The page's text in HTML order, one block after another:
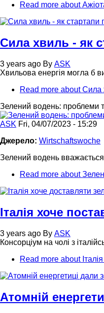
Read more about
Сила хвиль - як
3 years ago By ASK
Хвильова енергія могла б
Read more about Сила
Зелений водень: проблеми
ASK Fri, 04/07/2023 - 15:29
Джерело: Wirtschaftswoche
Зелений водень
Read more about
Італія хоче
3 years ago By ASK
Консорціум на чолі з
Read more about
Атомній